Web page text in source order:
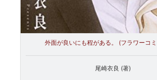
外面が良いにも程がある。 (フラワーコ
尾崎衣良 (著)